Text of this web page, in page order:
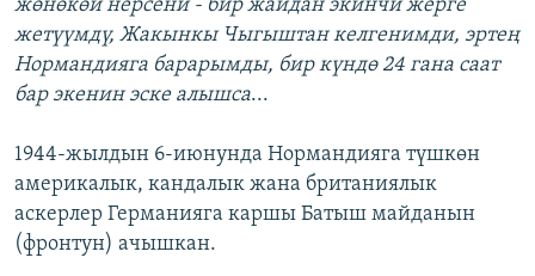
жөнөкөй нерсени - бир жайдан экинчи жерге
жетүүмдү, Жакынкы Чыгыштан келгенимди, эртең
Нормандияга барарымды, бир күндө 24 гана саат
бар экенин эске алышса...
1944-жылдын 6-июнунда Нормандияга түшкөн
америкалык, кандалык жана британиялык
аскерлер Германияга каршы Батыш майданын
(фронтун) ачышкан.